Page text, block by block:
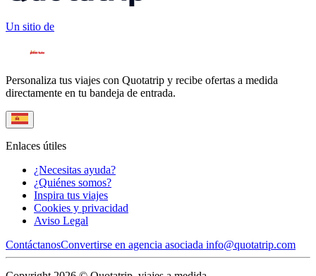
Un sitio de
Personaliza tus viajes con Quotatrip y recibe ofertas a medida
directamente en tu bandeja de entrada.
Enlaces útiles
¿Necesitas ayuda?
¿Quiénes somos?
Inspira tus viajes
Cookies y privacidad
Aviso Legal
ContáctanosConvertirse en agencia asociada info@quotatrip.com